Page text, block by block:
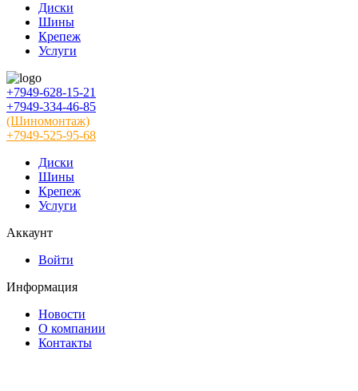
Диски
Шины
Крепеж
Услуги
+7949-628-15-21
+7949-334-46-85
(Шиномонтаж)
+7949-525-95-68
Диски
Шины
Крепеж
Услуги
Аккаунт
Войти
Информация
Новости
О компании
Контакты